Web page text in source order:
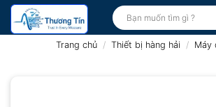
Bỏ
qua
Tìm
kiếm:
Trang chủ / Thiết bị hàng hải / Máy